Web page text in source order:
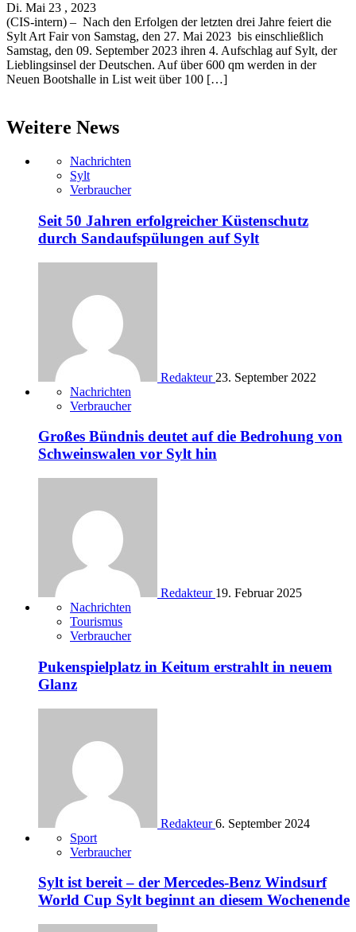
Di. Mai 23 , 2023
(CIS-intern) – Nach den Erfolgen der letzten drei Jahre feiert die
Sylt Art Fair von Samstag, den 27. Mai 2023 bis einschließlich
Samstag, den 09. September 2023 ihren 4. Aufschlag auf Sylt, der
Lieblingsinsel der Deutschen. Auf über 600 qm werden in der
Neuen Bootshalle in List weit über 100 […]
Weitere News
Nachrichten
Sylt
Verbraucher
Seit 50 Jahren erfolgreicher Küstenschutz
durch Sandaufspülungen auf Sylt
Redakteur 23. September 2022
Nachrichten
Verbraucher
Großes Bündnis deutet auf die Bedrohung von
Schweinswalen vor Sylt hin
Redakteur 19. Februar 2025
Nachrichten
Tourismus
Verbraucher
Pukenspielplatz in Keitum erstrahlt in neuem
Glanz
Redakteur 6. September 2024
Sport
Verbraucher
Sylt ist bereit – der Mercedes-Benz Windsurf
World Cup Sylt beginnt an diesem Wochenende